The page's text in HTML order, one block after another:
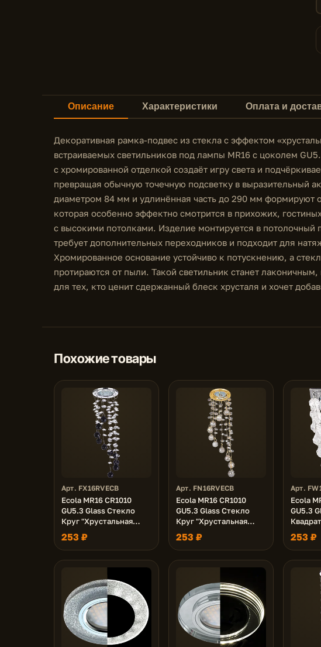
Описание Характеристики Оплата и
Декоративная рамка-подвес из стекла с эффектом
встраиваемых светильников под лампы MR16 с цоколем
с хромированной отделкой создаёт игру света и
превращая обычную точечную подсветку в выразительный
диаметром 84 мм и удлинённая часть до 290 мм
которая особенно эффектно смотрится в прихожих,
с высокими потолками. Изделие монтируется в потолочный
требует дополнительных переходников и подходит для
Хромированное основание устойчиво к потускнению, а
протираются от пыли. Такой светильник станет
для тех, кто ценит сдержанный блеск хрусталя и хочет
Похожие товары
Арт. FX16RVECB
Ecola MR16 CR1010
GU5.3 Glass Стекло
Круг "Хрустальная
нить" Прозрачный и
Черный / Хром 84x290
253 ₽
Арт. FN16RVECB
Ecola MR16 CR1010
GU5.3 Glass Стекло
Круг "Хрустальная
нить" Тонированный /
Золото 84x290
253 ₽
Арт.
Ecola
GU5.3
Хром
253 ₽